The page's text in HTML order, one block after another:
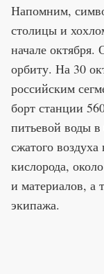
Напомним,
столицы и
начале октября.
орбиту. На 30
российским
борт станции
питьевой воды
сжатого воздуха
кислорода,
и материалов, а
экипажа.